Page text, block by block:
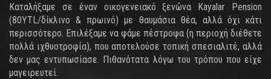
Καταλήξαμε σε έναν οικογενειακό ξενώνα Kayalar Pension
(80YTL/δίκλινο & πρωινό) με θαυμάσια θέα, αλλά όχι κάτι
περισσότερο. Επιλέξαμε να φάμε πέστροφα (η περιοχή διέθετε
πολλά ιχθυοτροφία), που αποτελούσε τοπική σπεσιαλιτέ, αλλά
δεν μας εντυπωσίασε. Πιθανότατα λόγω του τρόπου που είχε
μαγειρευτεί.